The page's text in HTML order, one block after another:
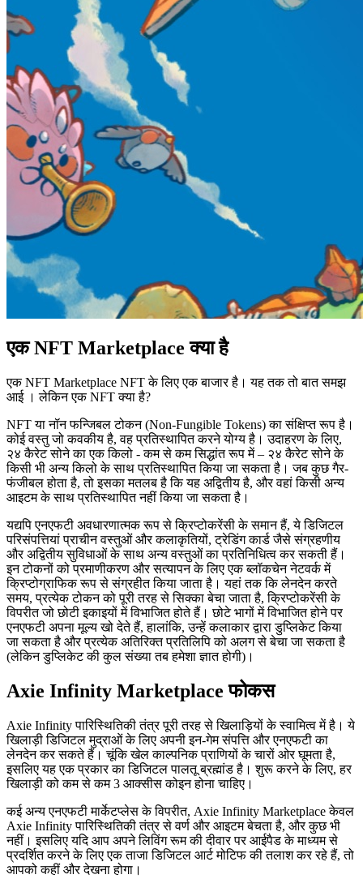
एक NFT Marketplace क्या है
एक NFT Marketplace NFT के लिए एक बाजार है। यह तक तो बात समझ
आई । लेकिन एक NFT क्या है?
NFT या नॉन फन्जिबल टोकन (Non-Fungible Tokens) का संक्षिप्त रूप है।
कोई वस्तु जो कवकीय है, वह प्रतिस्थापित करने योग्य है। उदाहरण के लिए,
२४ कैरेट सोने का एक किलो - कम से कम सिद्धांत रूप में – २४ कैरेट सोने के
किसी भी अन्य किलो के साथ प्रतिस्थापित किया जा सकता है। जब कुछ गैर-
फंजीबल होता है, तो इसका मतलब है कि यह अद्वितीय है, और वहां किसी अन्य
आइटम के साथ प्रतिस्थापित नहीं किया जा सकता है।
यद्यपि एनएफटी अवधारणात्मक रूप से क्रिप्टोकरेंसी के समान हैं, ये डिजिटल
परिसंपत्तियां प्राचीन वस्तुओं और कलाकृतियों, ट्रेडिंग कार्ड जैसे संग्रहणीय
और अद्वितीय सुविधाओं के साथ अन्य वस्तुओं का प्रतिनिधित्व कर सकती हैं।
इन टोकनों को प्रमाणीकरण और सत्यापन के लिए एक ब्लॉकचेन नेटवर्क में
क्रिप्टोग्राफिक रूप से संग्रहीत किया जाता है। यहां तक कि लेनदेन करते
समय, प्रत्येक टोकन को पूरी तरह से सिक्का बेचा जाता है, क्रिप्टोकरेंसी के
विपरीत जो छोटी इकाइयों में विभाजित होते हैं। छोटे भागों में विभाजित होने पर
एनएफटी अपना मूल्य खो देते हैं, हालांकि, उन्हें कलाकार द्वारा डुप्लिकेट किया
जा सकता है और प्रत्येक अतिरिक्त प्रतिलिपि को अलग से बेचा जा सकता है
(लेकिन डुप्लिकेट की कुल संख्या तब हमेशा ज्ञात होगी)।
Axie Infinity Marketplace फोकस
Axie Infinity पारिस्थितिकी तंत्र पूरी तरह से खिलाड़ियों के स्वामित्व में है। ये
खिलाड़ी डिजिटल मुद्राओं के लिए अपनी इन-गेम संपत्ति और एनएफटी का
लेनदेन कर सकते हैं। चूंकि खेल काल्पनिक प्राणियों के चारों ओर घूमता है,
इसलिए यह एक प्रकार का डिजिटल पालतू ब्रह्मांड है। शुरू करने के लिए, हर
खिलाड़ी को कम से कम 3 आक्सीस कोइन होना चाहिए।
कई अन्य एनएफटी मार्केटप्लेस के विपरीत, Axie Infinity Marketplace केवल
Axie Infinity पारिस्थितिकी तंत्र से वर्ण और आइटम बेचता है, और कुछ भी
नहीं। इसलिए यदि आप अपने लिविंग रूम की दीवार पर आईपैड के माध्यम से
प्रदर्शित करने के लिए एक ताजा डिजिटल आर्ट मोटिफ की तलाश कर रहे हैं, तो
आपको कहीं और देखना होगा।